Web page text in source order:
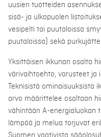
uusien tuotteiden
sisä- ja ulkopuolen
vesipelti tai puutaloissa
puutaloissa) sekä
Yksittäisen ikkunan osalta
värivaihtoehto, varusteet ja
Teknisistä ominaisuuksista
arvo määrittelee osaltaan
vähintään A-energialuokan
lämpöä ja melua torjuvat